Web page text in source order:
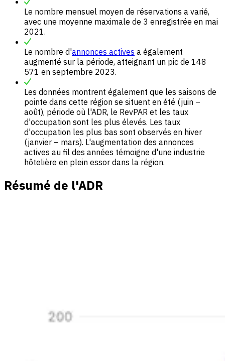
Le nombre mensuel moyen de réservations a varié,
avec une moyenne maximale de 3 enregistrée en mai
2021.
Le nombre d'annonces actives a également
augmenté sur la période, atteignant un pic de 148
571 en septembre 2023.
Les données montrent également que les saisons de
pointe dans cette région se situent en été (juin –
août), période où l'ADR, le RevPAR et les taux
d'occupation sont les plus élevés. Les taux
d'occupation les plus bas sont observés en hiver
(janvier – mars). L'augmentation des annonces
actives au fil des années témoigne d'une industrie
hôtelière en plein essor dans la région.
Résumé de l'ADR